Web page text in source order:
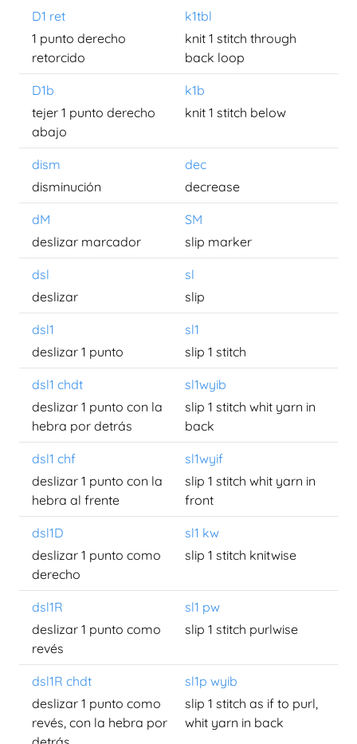
D1 ret
k1tbl
1 punto derecho
retorcido
knit 1 stitch through
back loop
D1b
k1b
tejer 1 punto derecho
abajo
knit 1 stitch below
dism
dec
disminución
decrease
dM
SM
deslizar marcador
slip marker
dsl
sl
deslizar
slip
dsl1
sl1
deslizar 1 punto
slip 1 stitch
dsl1 chdt
sl1wyib
deslizar 1 punto con la
hebra por detrás
slip 1 stitch whit yarn in
back
dsl1 chf
sl1wyif
deslizar 1 punto con la
hebra al frente
slip 1 stitch whit yarn in
front
dsl1D
sl1 kw
deslizar 1 punto como
derecho
slip 1 stitch knitwise
dsl1R
sl1 pw
deslizar 1 punto como
revés
slip 1 stitch purlwise
dsl1R chdt
sl1p wyib
deslizar 1 punto como
revés, con la hebra por
slip 1 stitch as if to purl,
whit yarn in back